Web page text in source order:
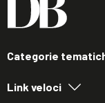
Categorie
Link veloci